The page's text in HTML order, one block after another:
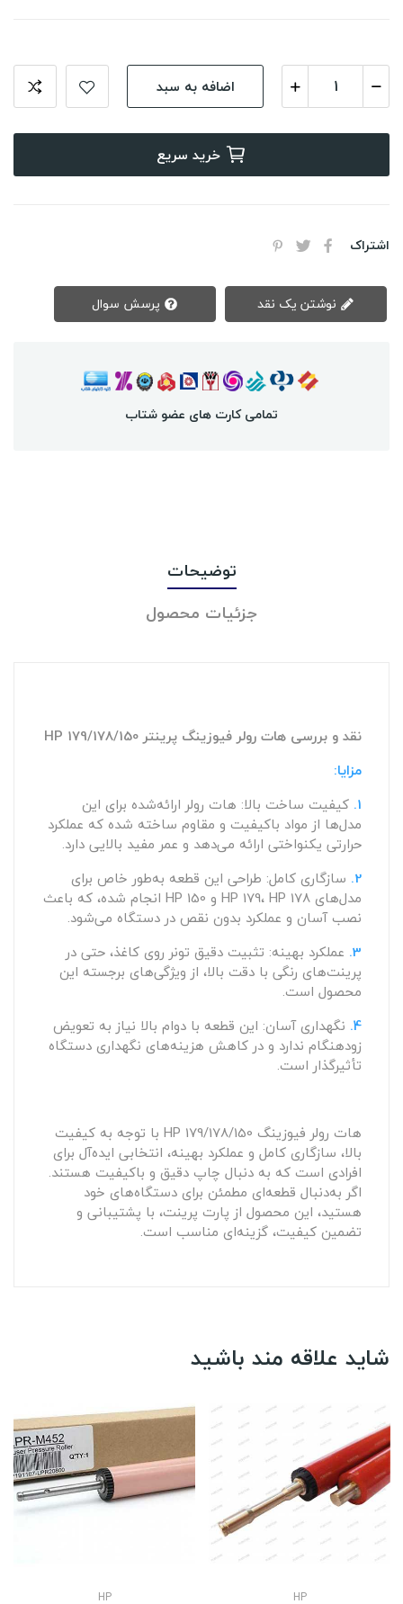
اضافه به سبد
خرید سریع
اشتراک
تمامی کارت های عضو شتاب
توضیحات
جزئیات محصول
نقد و بررسی هات رولر فیوزینگ پرینتر HP 179/178/150
مزایا:
1. کیفیت ساخت بالا: هات رولر ارائه‌شده برای این
مدل‌ها از مواد باکیفیت و مقاوم ساخته شده که عملکرد
حرارتی یکنواختی ارائه می‌دهد و عمر مفید بالایی دارد.
2. سازگاری کامل: طراحی این قطعه به‌طور خاص برای
مدل‌های HP 179، HP 178 و HP 150 انجام شده، که باعث
نصب آسان و عملکرد بدون نقص در دستگاه می‌شود.
3. عملکرد بهینه: تثبیت دقیق تونر روی کاغذ، حتی در
پرینت‌های رنگی با دقت بالا، از ویژگی‌های برجسته این
محصول است.
4. نگهداری آسان: این قطعه با دوام بالا نیاز به تعویض
زودهنگام ندارد و در کاهش هزینه‌های نگهداری دستگاه
تأثیرگذار است.
هات رولر فیوزینگ HP 179/178/150 با توجه به کیفیت
بالا، سازگاری کامل و عملکرد بهینه، انتخابی ایده‌آل برای
افرادی است که به دنبال چاپ دقیق و باکیفیت هستند.
اگر به‌دنبال قطعه‌ای مطمئن برای دستگاه‌های خود
هستید، این محصول از پارت پرینت، با پشتیبانی و
تضمین کیفیت، گزینه‌ای مناسب است.
شاید علاقه مند باشید
HP HP